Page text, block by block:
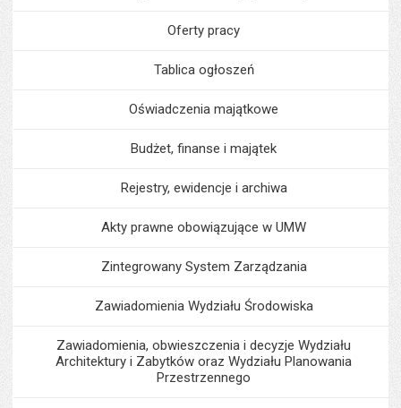
Oferty pracy
Tablica ogłoszeń
Oświadczenia majątkowe
Budżet, finanse i majątek
Rejestry, ewidencje i archiwa
Akty prawne obowiązujące w UMW
Zintegrowany System Zarządzania
Zawiadomienia Wydziału Środowiska
Zawiadomienia, obwieszczenia i decyzje Wydziału
Architektury i Zabytków oraz Wydziału Planowania
Przestrzennego